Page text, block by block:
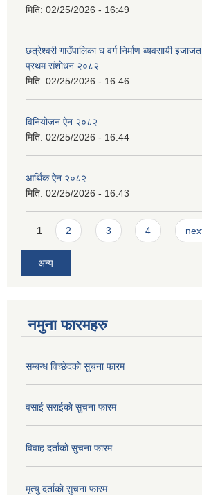
मिति: 02/25/2026 - 16:49
छत्रेश्वरी गाउँपालिका घ वर्ग निर्माण ब्यवसायी
प्रथम संशोधन २०८२
मिति: 02/25/2026 - 16:46
विनियोजन ऐन २०८२
मिति: 02/25/2026 - 16:44
आर्थिक ऐेन २०८२
मिति: 02/25/2026 - 16:43
Pages
1 2 3 4
अन्य
नमुना फारमहरु
सम्बन्ध विच्छेदकाे सुचना फारम
वसाई सराईकाे सुचना फारम
विवाह दर्ताकाे सुचना फारम
मृत्यु दर्ताकाे सुचना फारम